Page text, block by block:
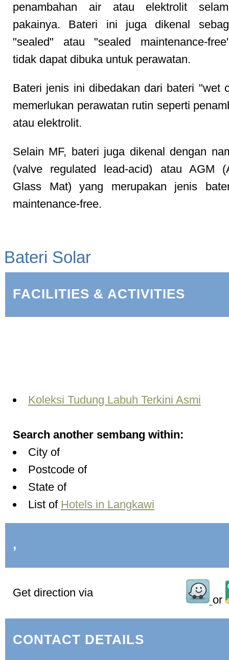
penambahan air atau elektrolit
pakainya. Bateri ini juga dikenal
"sealed" atau "sealed maintenance-
tidak dapat dibuka untuk perawatan.
Bateri jenis ini dibedakan dari bateri "wet
memerlukan perawatan rutin seperti
atau elektrolit.
Selain MF, bateri juga dikenal dengan
(valve regulated lead-acid) atau AGM
Glass Mat) yang merupakan jenis
maintenance-free.
Bateri Solar
FACILITIES & ACTIVITIES
Koleksi Tudung Labuh Terkini Asmi
Search another sembang within:
City of
Postcode of
State of
List of Hotels in Langkawi
,
Get direction via
or
CONTACT DETAILS